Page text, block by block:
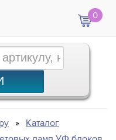
0
Каталог